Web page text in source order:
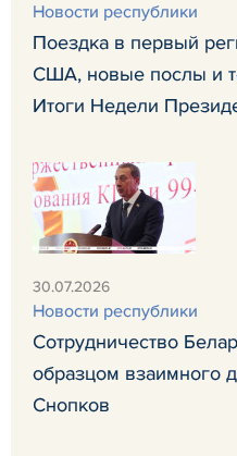
Новости республики
Поездка в первый
США, новые послы и
Итоги Недели
30.07.2026
Новости республики
Сотрудничество
образцом взаимного
Снопков